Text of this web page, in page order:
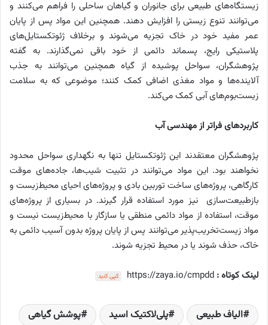
زیستگاه‌های طبیعی برای جانوران و گیاهان ساحلی را فراهم می‌کنند و
می‌توانند تنوع زیستی را افزایش دهند. همچنین این مواد پس از پایان
عمر مفید خود در خاک تجزیه می‌شوند و برخلاف ژئوتکستایل‌های
پلاستیکی رایج، پسماند دائمی از خود باقی نمی‌گذارند. به گفته
پژوهشگران، سواحل پوشیده از گیاه همچنین می‌توانند به جذب
آلاینده‌ها و مواد مغذی اضافی کمک کنند؛ موضوعی که به سلامت
زیست‌بوم‌های آبی کمک می‌کند.
کاربردهای فراتر از مهندسی آب
پژوهشگران معتقدند این ژئوتکستایل تنها به نگهداری سواحل محدود
نخواهند بود. این مواد می‌توانند در تثبیت شیب‌ها، جاده‌های موقت
کارگاهی، پروژه‌های ساخت توربین بادی و پروژه‌های احیای محیط‌زیست و
بازطبیعت‌سازی نیز مورد استفاده قرار گیرند. در بسیاری از پروژه‌های
موقت، استفاده از مواد دائمی منطقی یا سازگار با محیط‌زیست نیست و
مواد زیست‌تخریب‌پذیر می‌توانند پس از پایان پروژه بدون آسیب دائمی به
خاک، حذف شوند یا در محیط تجزیه شوند.
لینک کوتاه : https://zaya.io/cmpdd کپی کنید
الیاف طبیعی پلی‌لاکتیک اسید پوشش گیاهی